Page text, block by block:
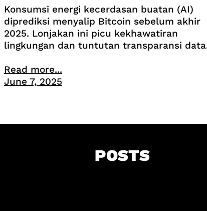
Konsumsi energi kecerdasan buatan (AI)
diprediksi menyalip Bitcoin sebelum akhir
2025. Lonjakan ini picu kekhawatiran
lingkungan dan tuntutan transparansi
Read more...
June 7, 2025
POSTS